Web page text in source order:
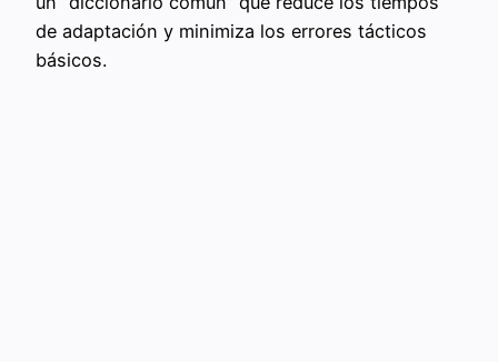
de adaptación y minimiza los errores tácticos
básicos.